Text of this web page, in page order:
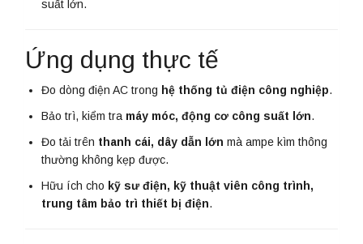
suất lớn.
Ứng dụng thực tế
Đo dòng điện AC trong hệ thống tủ điện công nghiệp.
Bảo trì, kiểm tra máy móc, động cơ công suất lớn.
Đo tải trên thanh cái, dây dẫn lớn mà ampe kìm thông
thường không kẹp được.
Hữu ích cho kỹ sư điện, kỹ thuật viên công trình,
trung tâm bảo trì thiết bị điện.